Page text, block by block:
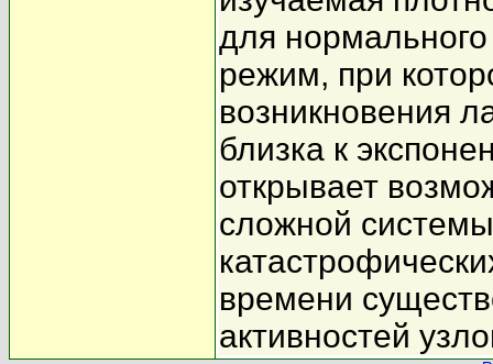
для
режим, при
возникновения
близка к
открывает
сложной
времени
активностей